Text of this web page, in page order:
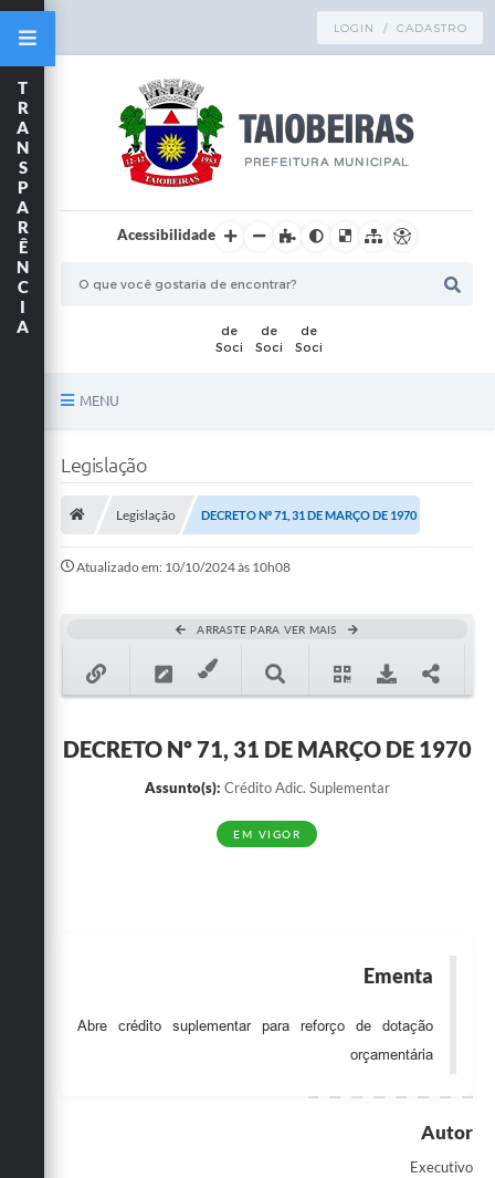
LOGIN / CADASTRO
Acessibilidade
MENU
Mapa do Site
SIC
T
R
A
N
S
P
A
R
Ê
N
C
I
A
Legislação
Legislação DECRETO Nº 71, 31 DE MARÇO DE 1970
Atualizado em: 10/10/2024 às 10h08
ARRASTE PARA VER MAIS
DECRETO Nº 71, 31 DE MARÇO DE 1970
Assunto(s): Crédito Adic. Suplementar
EM VIGOR
Ementa
Abre crédito suplementar para reforço de dotação
orçamentária
Autor
Executivo